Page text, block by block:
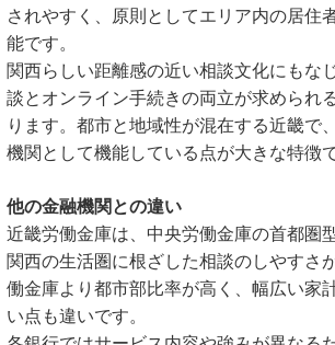
されやすく、原則としてエリア内の居住
能です。
関西らしい距離感の近い相談文化にもな
談とオンライン手続きの両立が求められ
ります。都市と地域性が混在する近畿で
機関として機能している点が大きな特徴で
他の金融機関との違い
近畿労働金庫は、中央労働金庫の首都圏
関西の生活圏に根ざした相談のしやすさ
働金庫より都市部比率が高く、幅広い家
い点も違いです。